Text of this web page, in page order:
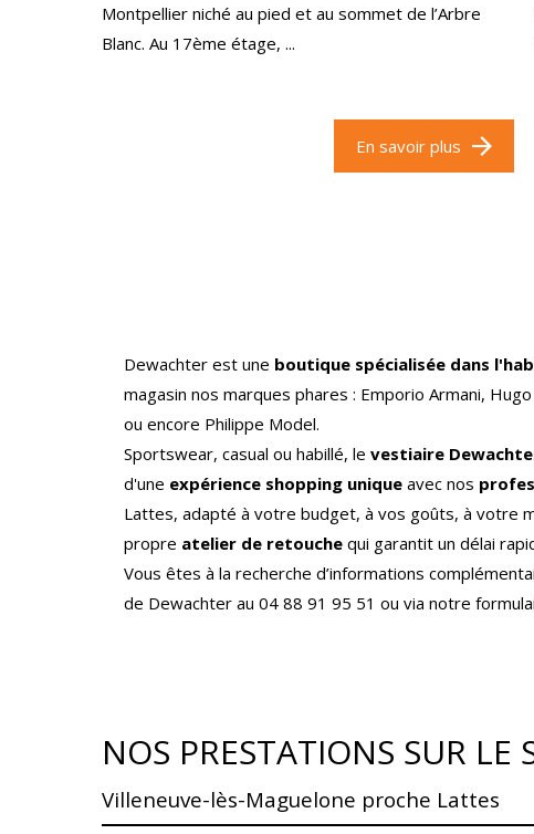
Montpellier niché au pied et au sommet de l’Arbre
Blanc. Au 17ème étage, ...
En savoir plus
Dewachter est une boutique spécialisée dans
magasin nos marques phares : Emporio Armani,
ou encore Philippe Model.
Sportswear, casual ou habillé, le vestiaire
d'une expérience shopping unique avec nos
Lattes, adapté à votre budget, à vos goûts, à votre
propre atelier de retouche qui garantit un délai
Vous êtes à la recherche d’informations
de Dewachter au 04 88 91 95 51 ou via notre
NOS PRESTATIONS SUR LE
Villeneuve-lès-Maguelone proche Lattes